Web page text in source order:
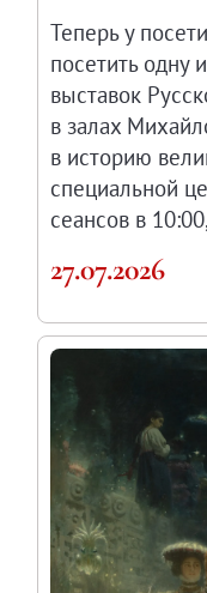
Теперь у
посетить одну
выставок
в залах
в историю
специальной
сеансов в
27.07.2026